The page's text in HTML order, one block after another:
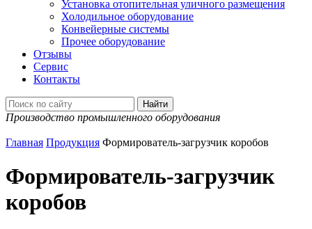
Установка отопительная уличного размещения
Холодильное оборудование
Конвейерные системы
Прочее оборудование
Отзывы
Сервис
Контакты
Производство промышленного оборудования
Главная Продукция Формирователь-загрузчик коробов
Формирователь-загрузчик
коробов